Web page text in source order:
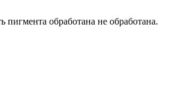
обработана не обработана.